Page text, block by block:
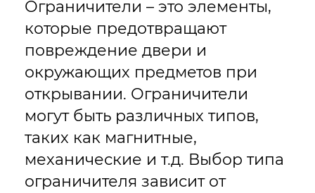
Ограничители – это элементы,
которые предотвращают
повреждение двери и
окружающих предметов при
открывании. Ограничители
могут быть различных типов,
таких как магнитные,
механические и т.д. Выбор типа
ограничителя зависит от